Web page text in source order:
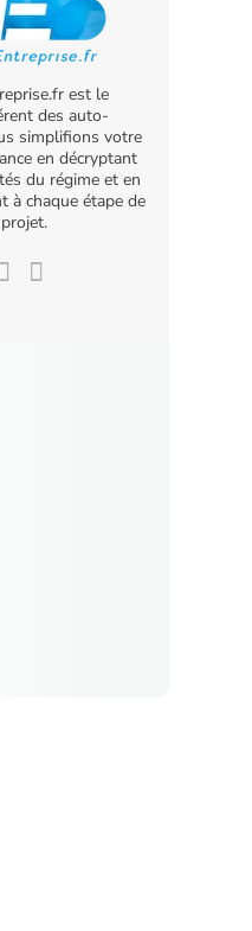
est le
des auto-
simplifions votre
en décryptant
du régime et en
à chaque étape de